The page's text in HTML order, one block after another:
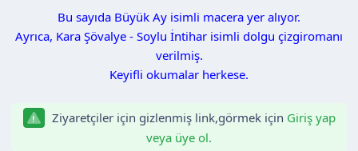
i
Bu sayıda Büyük Ay isimli macera yer alıyor.
Ayrıca, Kara Şövalye - Soylu İntihar isimli dolgu çizgiromanı
verilmiş.
Keyifli okumalar herkese.
Ziyaretçiler için gizlenmiş link,görmek için Giriş yap
veya üye ol.